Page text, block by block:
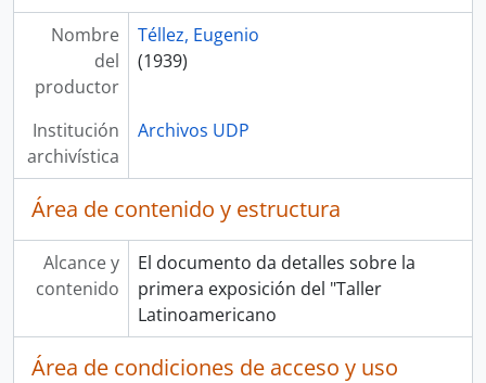
Nombre
del
productor
Téllez, Eugenio
(1939)
Institución
archivística
Archivos UDP
Área de contenido y estructura
Alcance y
contenido
El documento da detalles sobre la
primera exposición del "Taller
Latinoamericano
Área de condiciones de acceso y uso